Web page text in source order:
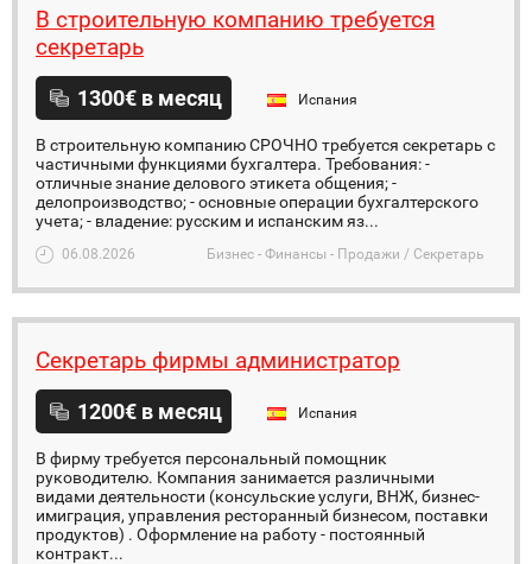
В строительную компанию требуется
секретарь
1300€ в месяц Испания
В строительную компанию СРОЧНО требуется секретарь с
частичными функциями бухгалтера. Требования: -
отличные знание делового этикета общения; -
делопроизводство; - основные операции бухгалтерского
учета; - владение: русским и испанским яз...
06.08.2026 Бизнес - Финансы - Продажи / Секретарь
Секретарь фирмы администратор
1200€ в месяц Испания
В фирму требуется персональный помощник
руководителю. Компания занимается различными
видами деятельности (консульские услуги, ВНЖ, бизнес-
имиграция, управления ресторанный бизнесом, поставки
продуктов) . Оформление на работу - постоянный
контракт...